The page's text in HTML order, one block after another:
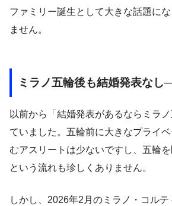
ファミリー誕生として大きな話題に
ません。
ミラノ五輪後も結婚発表なし
以前から「結婚発表があるならミラ
ていました。五輪前に大きなプライ
むアスリートは少ないですし、五輪
という流れも珍しくありません。
しかし、2026年2月のミラノ・コル